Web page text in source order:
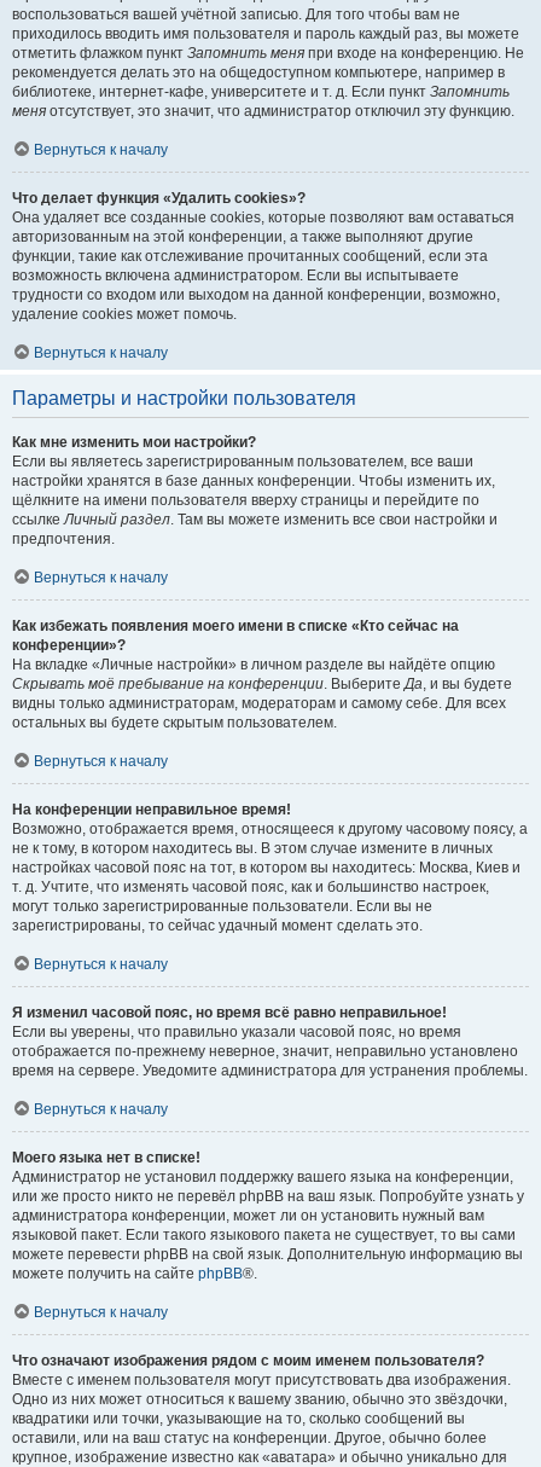
воспользоваться вашей учётной записью. Для того чтобы вам не
приходилось вводить имя пользователя и пароль каждый раз, вы можете
отметить флажком пункт Запомнить меня при входе на конференцию. Не
рекомендуется делать это на общедоступном компьютере, например в
библиотеке, интернет-кафе, университете и т. д. Если пункт Запомнить
меня отсутствует, это значит, что администратор отключил эту функцию.
Вернуться к началу
Что делает функция «Удалить cookies»?
Она удаляет все созданные cookies, которые позволяют вам оставаться
авторизованным на этой конференции, а также выполняют другие
функции, такие как отслеживание прочитанных сообщений, если эта
возможность включена администратором. Если вы испытываете
трудности со входом или выходом на данной конференции, возможно,
удаление cookies может помочь.
Вернуться к началу
Параметры и настройки пользователя
Как мне изменить мои настройки?
Если вы являетесь зарегистрированным пользователем, все ваши
настройки хранятся в базе данных конференции. Чтобы изменить их,
щёлкните на имени пользователя вверху страницы и перейдите по
ссылкеЛичный раздел. Там вы можете изменить все свои настройки и
предпочтения.
Вернуться к началу
Как избежать появления моего имени в списке «Кто сейчас на
конференции»?
На вкладке «Личные настройки» в личном разделе вы найдёте опцию
Скрывать моё пребывание на конференции. ВыберитеДа, и вы будете
видны только администраторам, модераторам и самому себе. Для всех
остальных вы будете скрытым пользователем.
Вернуться к началу
На конференции неправильное время!
Возможно, отображается время, относящееся к другому часовому поясу, а
не к тому, в котором находитесь вы. В этом случае измените в личных
настройках часовой пояс на тот, в котором вы находитесь: Москва, Киев и
т. д. Учтите, что изменять часовой пояс, как и большинство настроек,
могут только зарегистрированные пользователи. Если вы не
зарегистрированы, то сейчас удачный момент сделать это.
Вернуться к началу
Я изменил часовой пояс, но время всё равно неправильное!
Если вы уверены, что правильно указали часовой пояс, но время
отображается по-прежнему неверное, значит, неправильно установлено
время на сервере. Уведомите администратора для устранения проблемы.
Вернуться к началу
Моего языка нет в списке!
Администратор не установил поддержку вашего языка на конференции,
или же просто никто не перевёл phpBB на ваш язык. Попробуйте узнать у
администратора конференции, может ли он установить нужный вам
языковой пакет. Если такого языкового пакета не существует, то вы сами
можете перевести phpBB на свой язык. Дополнительную информацию вы
можете получить на сайте phpBB®.
Вернуться к началу
Что означают изображения рядом с моим именем пользователя?
Вместе с именем пользователя могут присутствовать два изображения.
Одно из них может относиться к вашему званию, обычно это звёздочки,
квадратики или точки, указывающие на то, сколько сообщений вы
оставили, или на ваш статус на конференции. Другое, обычно более
крупное, изображение известно как «аватара» и обычно уникально для